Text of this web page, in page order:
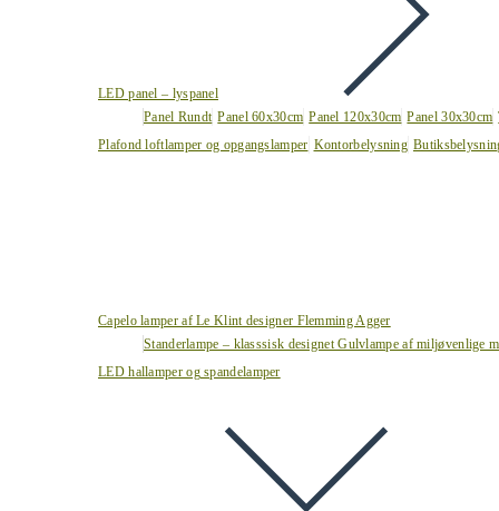
LED panel – lyspanel
Panel Rundt Panel 60x30cm Panel 120x30cm Panel 30x30cm
Plafond loftlamper og opgangslamper Kontorbelysning
Capelo lamper af Le Klint designer Flemming Agger
Standerlampe – klasssisk designet Gulvlampe af miljøvenlige
LED hallamper og spandelamper